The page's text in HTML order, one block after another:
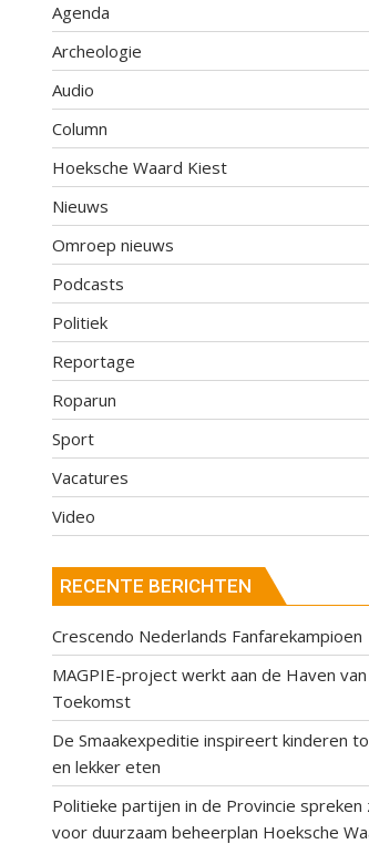
Agenda
Archeologie
Audio
Column
Hoeksche Waard Kiest
Nieuws
Omroep nieuws
Podcasts
Politiek
Reportage
Roparun
Sport
Vacatures
Video
RECENTE BERICHTEN
Crescendo Nederlands Fanfarekampioen
MAGPIE-project werkt aan de Haven
Toekomst
De Smaakexpeditie inspireert kinderen
en lekker eten
Politieke partijen in de Provincie spreken
voor duurzaam beheerplan Hoeksche